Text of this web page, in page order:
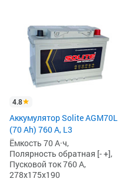
4.8
Аккумулятор Solite AGM70L
(70 Ah) 760 А, L3
Ёмкость 70 А·ч,
Полярность обратная [- +],
Пусковой ток 760 А,
278x175x190